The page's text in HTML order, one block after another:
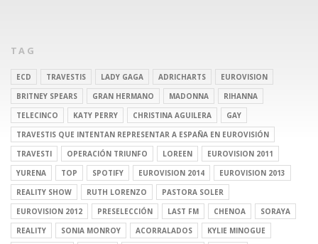
TAG
ECD TRAVESTIS LADY GAGA ADRICHARTS
EUROVISION
BRITNEY SPEARS
GRAN HERMANO MADONNA
RIHANNA
TELECINCO
KATY PERRY CHRISTINA AGUILERA
GAY
TRAVESTIS QUE INTENTAN REPRESENTAR A ESPAÑA EN EUROVISIÓN
TRAVESTI
OPERACIÓN TRIUNFO LOREEN
EUROVISION 2011
YURENA
TOP SPOTIFY EUROVISION 2014
EUROVISION 2013
REALITY SHOW
RUTH LORENZO
PASTORA SOLER
EUROVISION 2012
PRESELECCIÓN LAST FM CHENOA
SORAYA
REALITY
SONIA MONROY ACORRALADOS
KYLIE MINOGUE